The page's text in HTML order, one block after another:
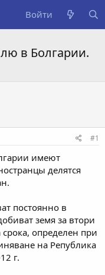
Войти
в Болгарии.
#1
имеют
делятся
постоянно в
земя за втори
определен при
на Република
г.